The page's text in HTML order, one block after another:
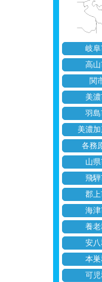
岐
高
関
美
羽
美濃
各務
山
飛
郡
海
養
安
本
可